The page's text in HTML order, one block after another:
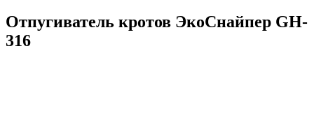
Отпугиватель кротов ЭкоСнайпер GH-
316